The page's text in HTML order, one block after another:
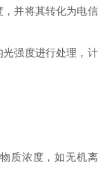
并将其转化为电信
强度进行处理，计
质浓度，如无机离